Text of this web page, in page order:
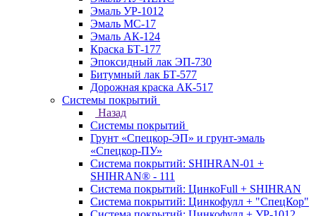
Эмаль УР-1012
Эмаль МС-17
Эмаль АК-124
Краска БТ-177
Эпоксидный лак ЭП-730
Битумный лак БТ-577
Дорожная краска АК-517
Системы покрытий
Назад
Системы покрытий
Грунт «Спецкор-ЭП» и грунт-эмаль
«Спецкор-ПУ»
Система покрытий: SHIHRAN-01 +
SHIHRAN® - 111
Система покрытий: ЦинкоFull + SHIHRAN
Система покрытий: Цинкофулл + "СпецКор"